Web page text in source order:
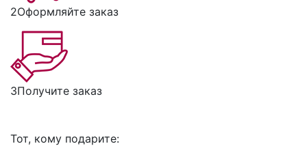
2Оформляйте заказ
3Получите заказ
Тот, кому подарите: